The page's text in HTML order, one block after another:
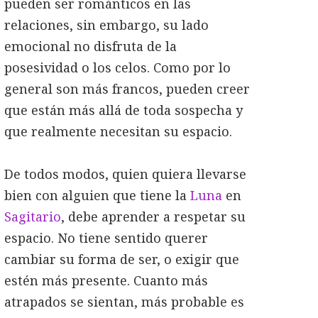
relaciones, sin embargo, su lado
emocional no disfruta de la
posesividad o los celos. Como por lo
general son más francos, pueden creer
que están más allá de toda sospecha y
que realmente necesitan su espacio.
De todos modos, quien quiera llevarse
bien con alguien que tiene la Luna en
Sagitario, debe aprender a respetar su
espacio. No tiene sentido querer
cambiar su forma de ser, o exigir que
estén más presente. Cuanto más
atrapados se sientan, más probable es